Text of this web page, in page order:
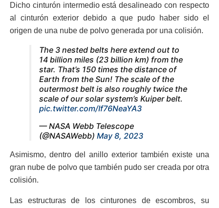
Dicho cinturón intermedio está desalineado con respecto
al cinturón exterior debido a que pudo haber sido el
origen de una nube de polvo generada por una colisión.
The 3 nested belts here extend out to
14 billion miles (23 billion km) from the
star. That’s 150 times the distance of
Earth from the Sun! The scale of the
outermost belt is also roughly twice the
scale of our solar system’s Kuiper belt.
pic.twitter.com/If76NeaYA3
— NASA Webb Telescope
(@NASAWebb) May 8, 2023
Asimismo, dentro del anillo exterior también existe una
gran nube de polvo que también pudo ser creada por otra
colisión.
Las estructuras de los cinturones de escombros, su